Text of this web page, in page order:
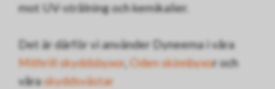
mot UV-strålning och kemikalier.
Det är därför vi använder Dyneema i våra
Mithrill skyddsbyxor, Oden skinnbyxor och
våraskyddsvästar